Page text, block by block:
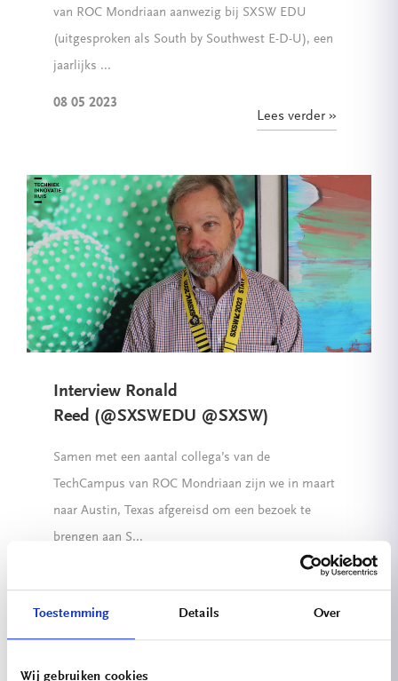
Toestemming Details Over
Wij gebruiken cookies
van ROC Mondriaan aanwezig bij SXSW EDU
(uitgesproken als South by Southwest E-D-U), een
jaarlijks ...
08 05 2023
Lees verder
Interview Ronald
Reed (@SXSWEDU @SXSW)
Samen met een aantal collega’s van de
TechCampus van ROC Mondriaan zijn we in maart
naar Austin, Texas afgereisd om een bezoek te
brengen aan S...
Lees verder